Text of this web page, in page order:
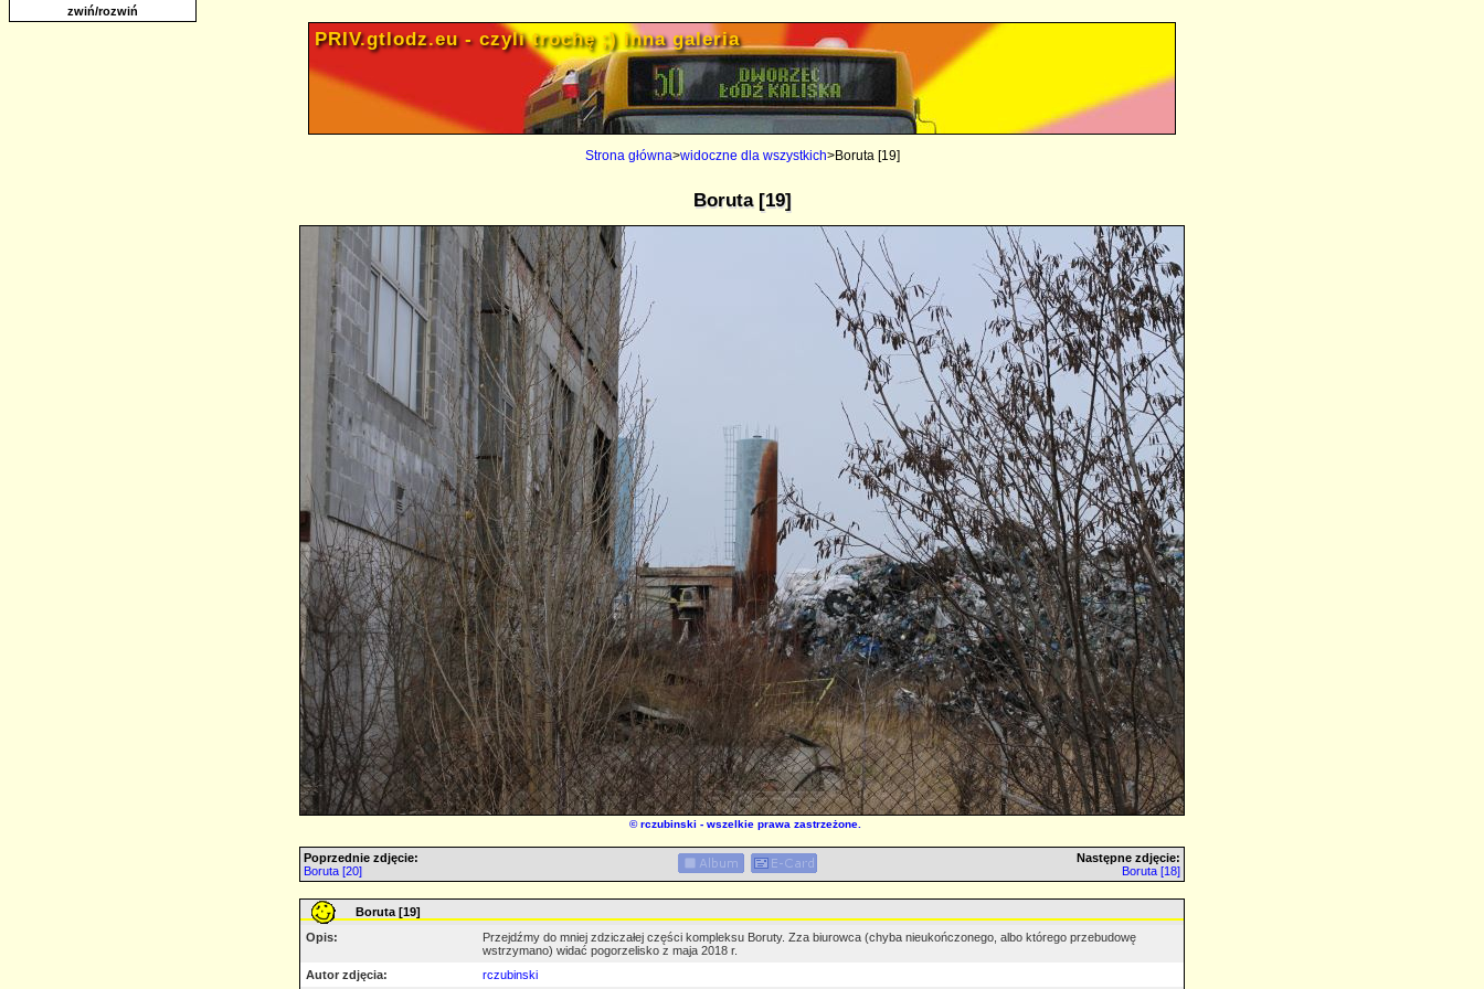
zwiń/rozwiń
PRIV.gtlodz.eu - czyli trochę ;) inna galeria
Strona główna>widoczne dla wszystkich>Boruta [19]
Boruta [19]
©rczubinski - wszelkie prawa zastrzeżone.
Poprzednie zdjęcie:
Boruta [20]
Następne zdjęcie:
Boruta [18]
Boruta [19]
Opis:
Przejdźmy do mniej zdziczałej części kompleksu Boruty. Zza biurowca (chyba nieukończonego, albo którego przebudowę
wstrzymano) widać pogorzelisko z maja 2018 r.
Autor zdjęcia:
rczubinski